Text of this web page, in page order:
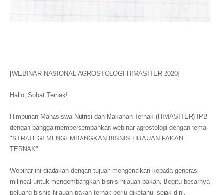
[WEBINAR NASIONAL AGROSTOLOGI HIMASITER 2020]
Hallo, Sobat Ternak!
Himpunan Mahasiswa Nutrisi dan Makanan Ternak (HIMASITER) IPB
dengan bangga mempersembahkan webinar agrostologi dengan tema
"STRATEGI MENGEMBANGKAN BISNIS HIJAUAN PAKAN
TERNAK"
Webinar ini diadakan dengan tujuan mengenalkan kepada generasi
milineal untuk mengembangkan bisnis hijauan pakan. Begitu besarnya
peluang bisnis hijauan pakan ternak perlu diketahui sejak dini.